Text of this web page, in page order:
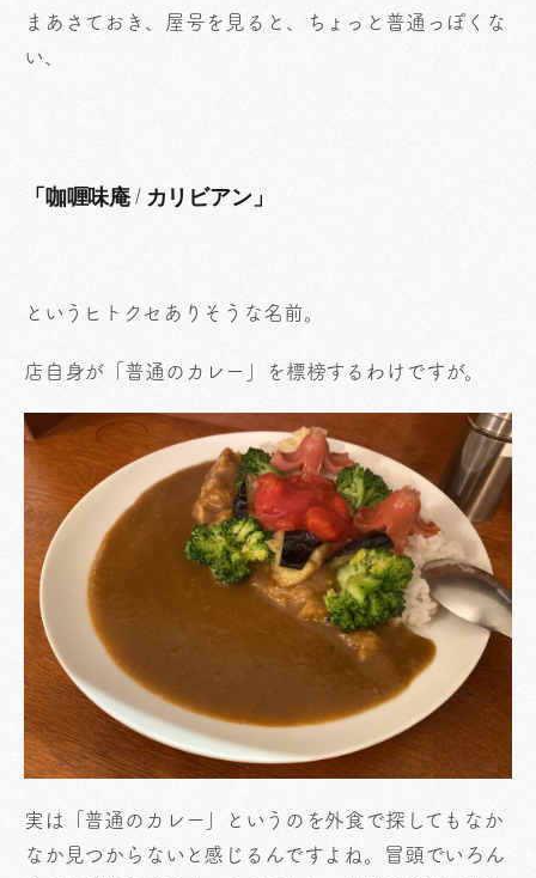
まあさておき、屋号を見ると、ちょっと普通っぽくな
い、
「咖喱味庵 / カリビアン」
というヒトクセありそうな名前。
店自身が「普通のカレー」を標榜するわけですが。
実は「普通のカレー」というのを外食で探してもなか
なか見つからないと感じるんですよね。冒頭でいろん